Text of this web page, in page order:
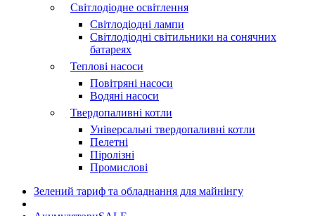
Світлодіодне освітлення
Світлодіодні лампи
Світлодіодні світильники на сонячних
батареях
Теплові насоси
Повітряні насоси
Водяні насоси
Твердопаливні котли
Універсальні твердопаливні котли
Пелетні
Піролізні
Промислові
Зелений тариф та обладнання для майнінгу